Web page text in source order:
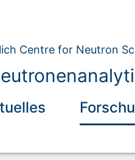
Centre for Neutron